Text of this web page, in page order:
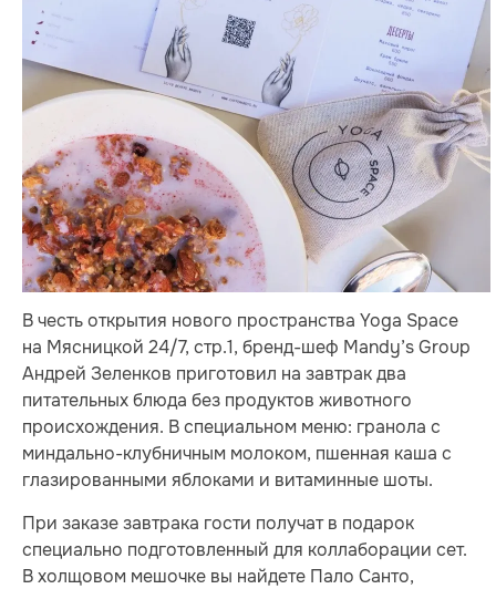
В честь открытия нового пространства Yoga Space
на Мясницкой 24/7, стр.1, бренд-шеф Mandy’s Group
Андрей Зеленков приготовил на завтрак два
питательных блюда без продуктов животного
происхождения. В специальном меню: гранола с
миндально-клубничным молоком, пшенная каша с
глазированными яблоками и витаминные шоты.
При заказе завтрака гости получат в подарок
специально подготовленный для коллаборации сет.
В холщовом мешочке вы найдете Пало Санто,